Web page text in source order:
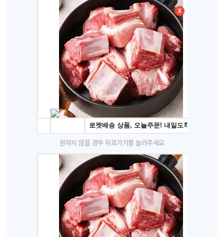
X
원하지 않을 경우 뒤로가기를 눌러주세요